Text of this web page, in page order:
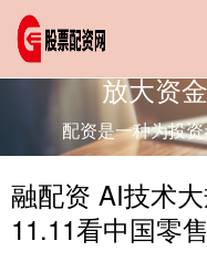
放大资
配资是一种为投
融配资 AI技术
11.11看中国零